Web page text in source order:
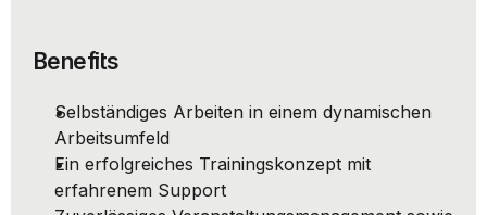
Benefits
Selbständiges Arbeiten in einem dynamischen
Arbeitsumfeld
Ein erfolgreiches Trainingskonzept mit
erfahrenem Support